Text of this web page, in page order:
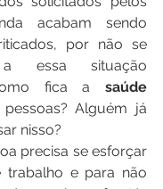
por não se
a essa situação
fica a saúde
pessoas? Alguém já
nisso?
precisa se esforçar
trabalho e para não